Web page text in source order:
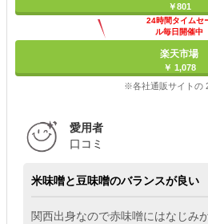
￥801
24時間タイムセ
ル毎日開催中
楽天市場
￥ 1,078
※各社通販サイトの
愛用者
口コミ
米味噌と豆味噌のバランスが良い
関西出身なので赤味噌にはなじみ